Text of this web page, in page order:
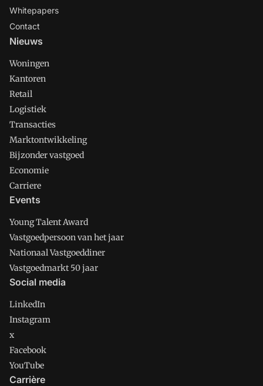
Whitepapers
Contact
Nieuws
Woningen
Kantoren
Retail
Logistiek
Transacties
Marktontwikkeling
Bijzonder vastgoed
Economie
Carriere
Events
Young Talent Award
Vastgoedpersoon van het jaar
Nationaal Vastgoeddiner
Vastgoedmarkt 50 jaar
Social media
LinkedIn
Instagram
x
Facebook
YouTube
Carrière